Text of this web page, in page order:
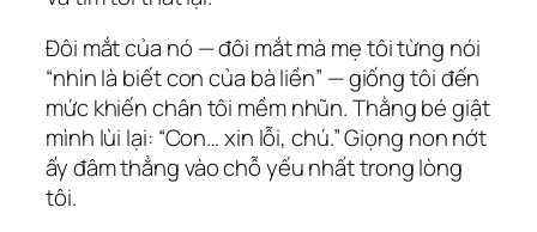
Đôi mắt của nó — đôi mắt mà mẹ tôi từng nói
“nhìn là biết con của bà liền” — giống tôi đến
mức khiến chân tôi mềm nhũn. Thằng bé giật
mình lùi lại: “Con… xin lỗi, chú.” Giọng non nớt
ấy đâm thẳng vào chỗ yếu nhất trong lòng
tôi.